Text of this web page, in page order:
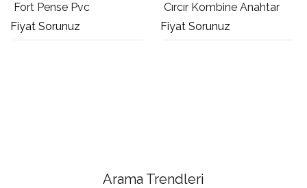
Fort Pense Pvc
Fiyat Sorunuz
Cırcır Kombine Anahtar
Fiyat Sorunuz
Arama Trendleri